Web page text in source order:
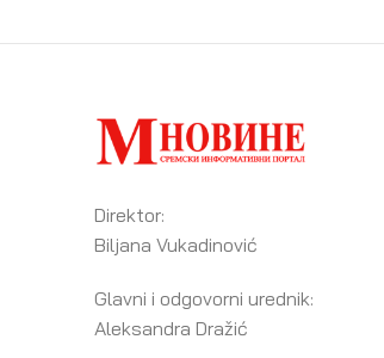
Direktor:
Biljana Vukadinović
Glavni i odgovorni urednik:
Aleksandra Dražić